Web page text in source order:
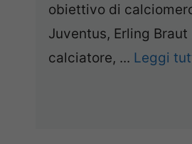
obiettivo di
Juventus, Erling Braut
calciatore, ... Leggi